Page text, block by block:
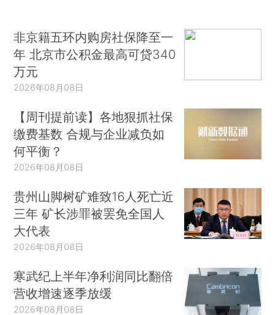
非京籍五环内购房社保降至一
年 北京市公积金最高可贷340
万元
2026年08月08日
【周刊提前读】各地狠抓社保
缴费基数 合规与企业减负如
何平衡？
2026年08月08日
贵州山脚树矿难致16人死亡近
三年 矿长涉罪被罢免全国人
大代表
2026年08月08日
寒武纪上半年净利润同比翻倍
营收增速逐季放缓
2026年08月08日